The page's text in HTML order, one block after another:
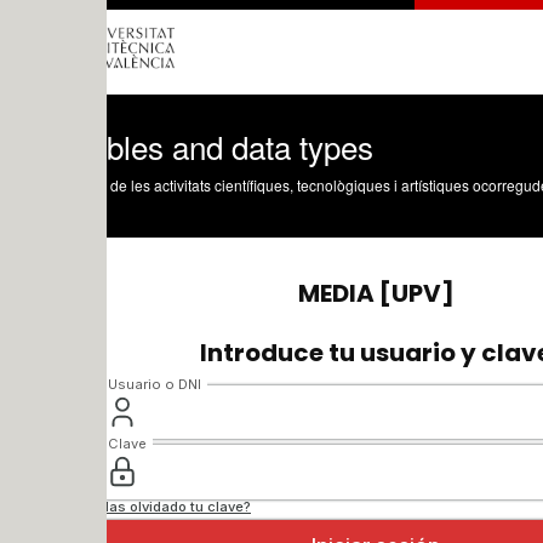
and data types
les activitats científiques, tecnològiques i artístiques ocorregudes en els tres